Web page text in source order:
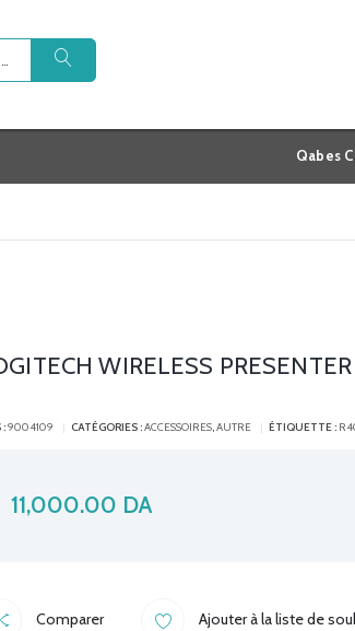
TOUTES CATÉGORIES
Qabes
WIRELESS
:9004109 CATÉGORIES :ACCESSOIRES,AUTRE ÉTIQUETTE :
11,000.00 DA
Comparer Ajouter à la liste de